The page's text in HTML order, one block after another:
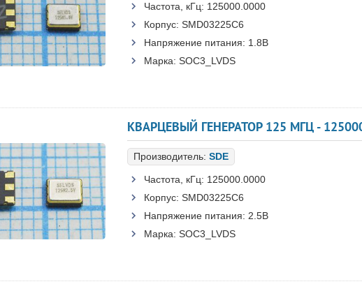
Частота, кГц: 125000.0000
Корпус: SMD03225C6
Напряжение питания: 1.8В
Марка: SOC3_LVDS
КВАРЦЕВЫЙ ГЕНЕРАТОР 125 МГЦ - 125000
Производитель: SDE
Частота, кГц: 125000.0000
Корпус: SMD03225C6
Напряжение питания: 2.5В
Марка: SOC3_LVDS